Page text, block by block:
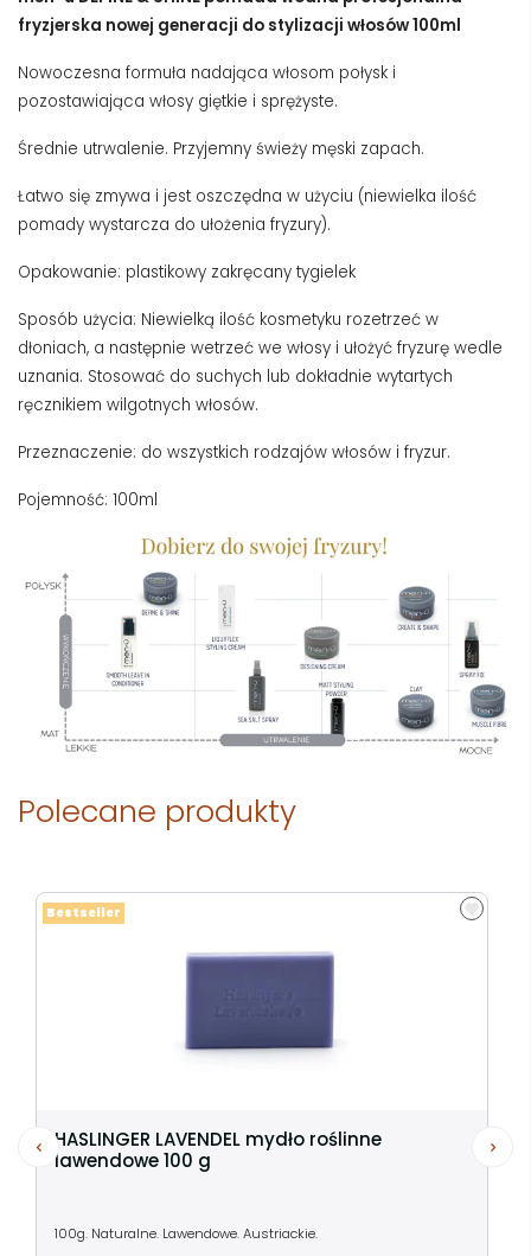
fryzjerska nowej generacji do stylizacji włosów 100ml
Nowoczesna formuła nadająca włosom połysk i
pozostawiająca włosy giętkie i sprężyste.
Średnie utrwalenie. Przyjemny świeży męski zapach.
Łatwo się zmywa i jest oszczędna w użyciu (niewielka ilość
pomady wystarcza do ułożenia fryzury).
Opakowanie: plastikowy zakręcany tygielek
Sposób użycia: Niewielką ilość kosmetyku rozetrzeć w
dłoniach, a następnie wetrzeć we włosy i ułożyć fryzurę wedle
uznania. Stosować do suchych lub dokładnie wytartych
ręcznikiem wilgotnych włosów.
Przeznaczenie: do wszystkich rodzajów włosów i fryzur.
Pojemność: 100ml
Polecane produkty
HASLINGER LAVENDEL mydło roślinne
lawendowe 100 g
100g. Naturalne. Lawendowe. Austriackie.
Bestseller